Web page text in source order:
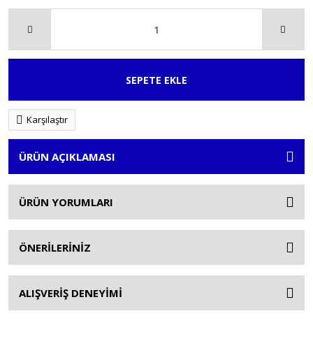
SEPETE EKLE
Karşılaştır
ÜRÜN AÇIKLAMASI
ÜRÜN YORUMLARI
ÖNERİLERİNİZ
ALIŞVERİŞ DENEYİMİ